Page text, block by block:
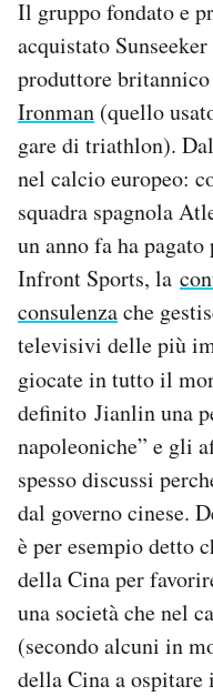
Il gruppo fondato e
acquistato
produttore
Ironman (quello
gare di triathlon).
nel calcio europeo:
squadra spagnola
un anno fa ha
Infront Sports, la
consulenzache
televisivi delle più
giocate in tutto il
definito Jianlin una
napoleoniche” e gli
spesso discussi
dal governo cinese.
è per esempio detto
della Cina per
una società che nel
(secondo alcuni in
della Cina a